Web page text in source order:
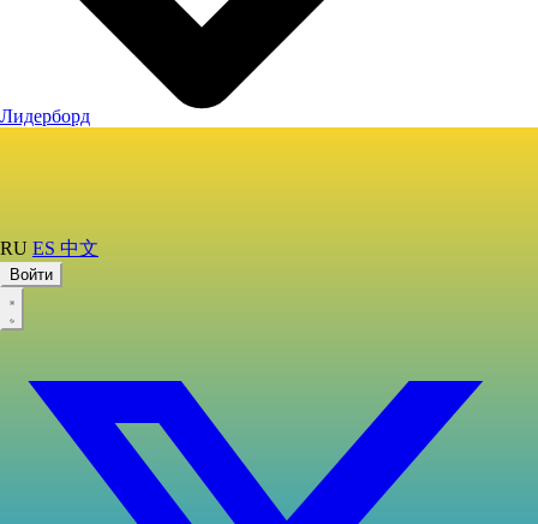
RU ES 中文
Войти
Лидерборд